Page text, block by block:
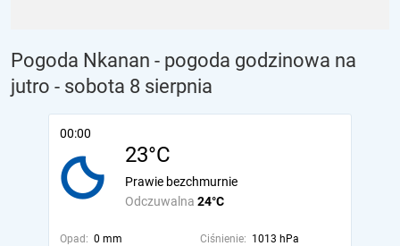
Pogoda Nkanan - pogoda godzinowa na
jutro - sobota 8 sierpnia
00:00
23°C
Odczuwalna 24°C
Prawie bezchmurnie
Opad: 0 mm Ciśnienie: 1013 hPa